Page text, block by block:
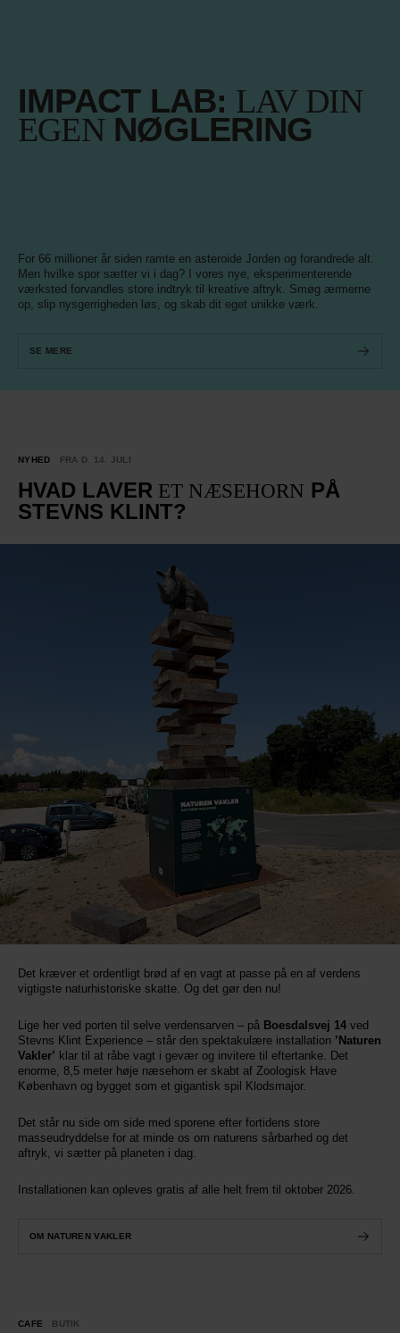
IMPACT LAB: LAV DIN
EGENNØGLERING
For 66 millioner år siden ramte en asteroide Jorden og forandrede alt.
Men hvilke spor sætter vi i dag? I vores nye, eksperimenterende
værksted forvandles store indtryk til kreative aftryk. Smøg ærmerne
op, slip nysgerrigheden løs, og skab dit eget unikke værk.
SE MERE
NYHED FRA D. 14. JULI
HVAD LAVER ET NÆSEHORN PÅ
STEVNS KLINT?
Det kræver et ordentligt brød af en vagt at passe på en af verdens
vigtigste naturhistoriske skatte. Og det gør den nu!
Lige her ved porten til selve verdensarven – på Boesdalsvej 14 ved
Stevns Klint Experience – står den spektakulære installation ’Naturen
Vakler’ klar til at råbe vagt i gevær og invitere til eftertanke. Det
enorme, 8,5 meter høje næsehorn er skabt af Zoologisk Have
København og bygget som et gigantisk spil Klodsmajor.
Det står nu side om side med sporene efter fortidens store
masseudryddelse for at minde os om naturens sårbarhed og det
aftryk, vi sætter på planeten i dag.
Installationen kan opleves gratis af alle helt frem til oktober 2026.
OM NATUREN VAKLER
CAFE BUTIK